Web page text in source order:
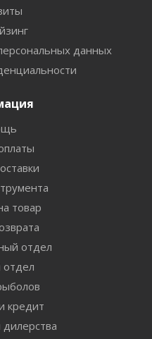
данных
товар
отдел
кредит